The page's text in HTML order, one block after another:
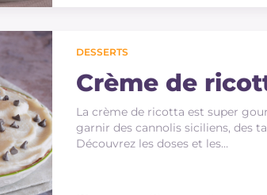
DESSERTS
Crème de
La crème de ricotta est super
garnir des cannolis siciliens, des
Découvrez les doses et les…